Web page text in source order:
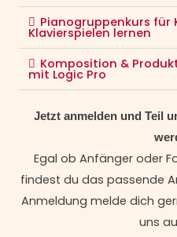
Pianogruppenkurs für
Klavierspielen lernen
Komposition &
mit Logic Pro
Jetzt anmelden und Teil
Egal ob Anfänger oder
findest du das passende
Anmeldung melde dich
uns